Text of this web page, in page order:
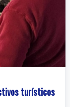
turísticos